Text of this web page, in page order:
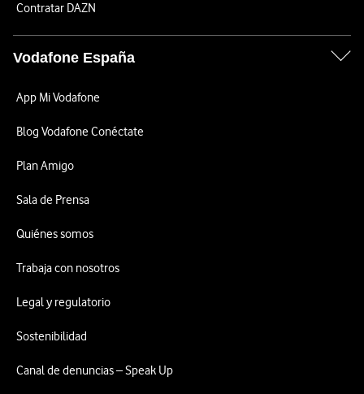
Contratar DAZN
Vodafone España
App Mi Vodafone
Blog Vodafone Conéctate
Plan Amigo
Sala de Prensa
Quiénes somos
Trabaja con nosotros
Legal y regulatorio
Sostenibilidad
Canal de denuncias – Speak Up